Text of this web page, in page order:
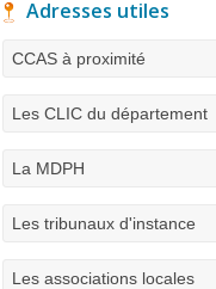
Adresses utiles
CCAS à proximité
Les CLIC du département
La MDPH
Les tribunaux d'instance
Les associations locales